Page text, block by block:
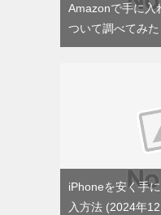
Amazonで手に入
ついて調べてみた
iPhoneを安く手
入方法
2024年